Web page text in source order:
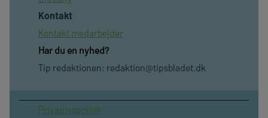
Kontakt
Kontakt medarbejder
Har du en nyhed?
Tip redaktionen: redaktion@tipsbladet.dk
Privatilvspolitik